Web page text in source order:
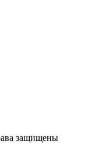
защищены